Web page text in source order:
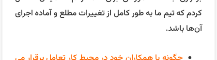
چگونه با حجم کاری بالا و
برای مدیریت حجم کاری بالا و مهلت‌های کاری، من از